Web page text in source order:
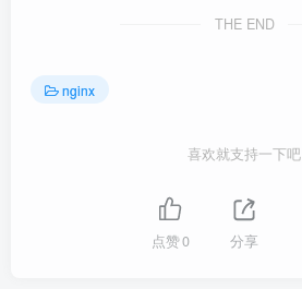
THE END
nginx
喜欢就支持一下吧
点赞0 分享